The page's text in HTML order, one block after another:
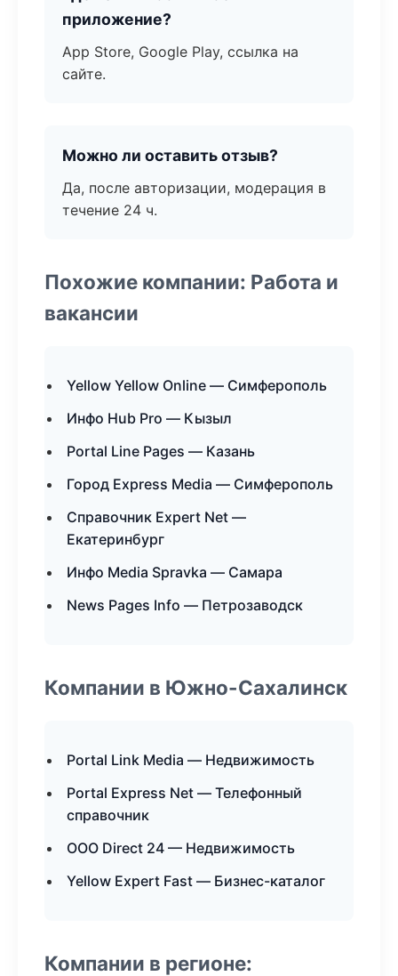
приложение?
App Store, Google Play, ссылка на
сайте.
Можно ли оставить отзыв?
Да, после авторизации, модерация в
течение 24 ч.
Похожие компании: Работа и
вакансии
Yellow Yellow Online — Симферополь
Инфо Hub Pro — Кызыл
Portal Line Pages — Казань
Город Express Media — Симферополь
Справочник Expert Net —
Екатеринбург
Инфо Media Spravka — Самара
News Pages Info — Петрозаводск
Компании в Южно-Сахалинск
Portal Link Media — Недвижимость
Portal Express Net — Телефонный
справочник
ООО Direct 24 — Недвижимость
Yellow Expert Fast — Бизнес-каталог
Компании в регионе: